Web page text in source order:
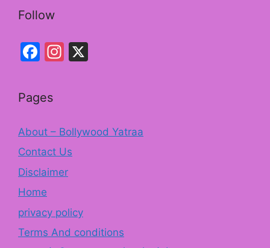
Follow
Facebook
Instagram
Pages
About – Bollywood Yatraa
Contact Us
Disclaimer
Home
privacy policy
Terms And conditions